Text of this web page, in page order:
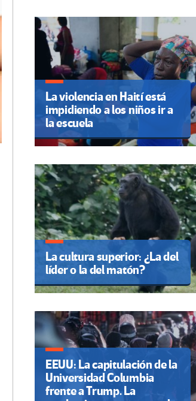
La violencia en Haití está
impidiendo a los niños ir a
la escuela
La cultura superior: ¿La del
líder o la del matón?
EEUU: La capitulación de la
Universidad Columbia
frente a Trump. La